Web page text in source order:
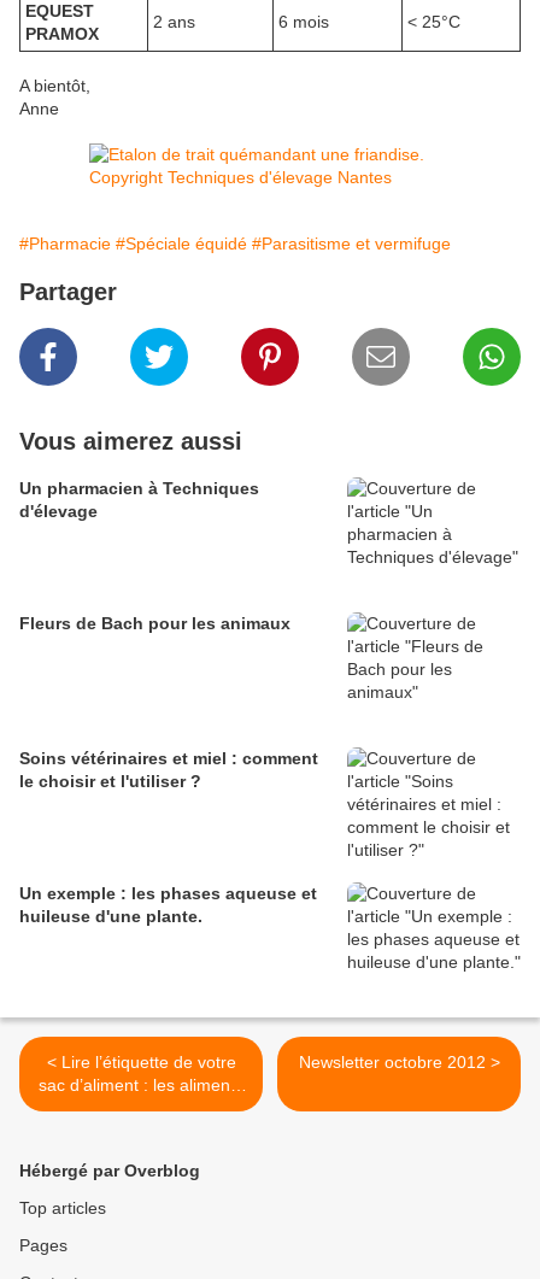
EQUEST
PRAMOX
2 ans 6 mois < 25°C
A bientôt,
Anne
#Pharmacie #Spéciale équidé #Parasitisme et vermifuge
Partager
Vous aimerez aussi
Un pharmacien à Techniques
d'élevage
Fleurs de Bach pour les animaux
Soins vétérinaires et miel : comment
le choisir et l'utiliser ?
Un exemple : les phases aqueuse et
huileuse d'une plante.
< Lire l’étiquette de votre
sac d’aliment : les aliments
pour poulains
Newsletter octobre 2012 >
Hébergé par Overblog
Top articles
Pages